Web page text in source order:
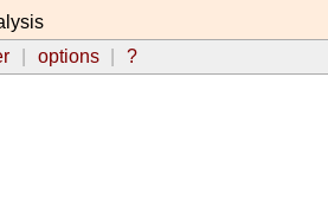
options ?